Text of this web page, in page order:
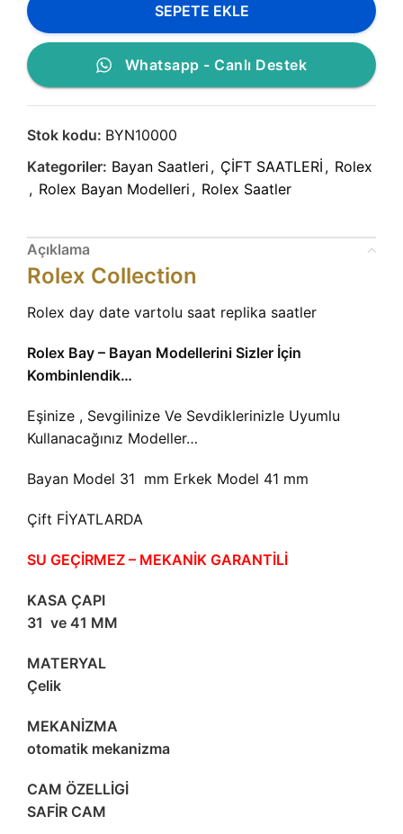
SEPETE EKLE
Whatsapp - Canlı Destek
Stok kodu: BYN10000
Kategoriler: Bayan Saatleri , ÇİFT SAATLERİ , Rolex
, Rolex Bayan Modelleri , Rolex Saatler
Açıklama
Rolex Collection
Rolex day date vartolu saat replika saatler
Rolex Bay – Bayan Modellerini Sizler İçin
Kombinlendik…
Eşinize , Sevgilinize Ve Sevdiklerinizle Uyumlu
Kullanacağınız Modeller…
Bayan Model 31 mm Erkek Model 41 mm
Çift FİYATLARDA
SU GEÇİRMEZ – MEKANİK GARANTİLİ
KASA ÇAPI
31 ve 41 MM
MATERYAL
Çelik
MEKANİZMA
otomatik mekanizma
CAM ÖZELLİGİ
SAFİR CAM